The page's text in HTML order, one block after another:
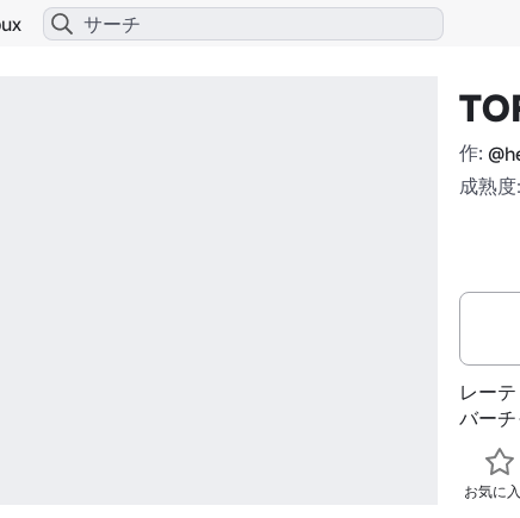
作:
成熟
レー
バー
お気に